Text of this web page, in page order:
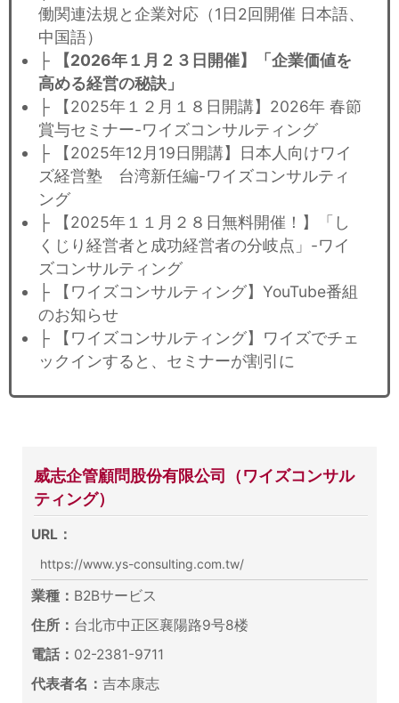
働関連法規と企業対応（1日2回開催 日本語、
中国語）
├
【2026年１月２３日開催】「企業価値を
高める経営の秘訣」
├ 【2025年１２月１８日開講】2026年 春節
賞与セミナー​-ワイズコンサルティング
├ 【2025年12月19日開講】日本人向けワイ
ズ経営塾 台湾新任編-ワイズコンサルティ
ング
├ 【2025年１１月２８日無料開催！】「し
くじり経営者と成功経営者の分岐点」-ワイ
ズコンサルティング
├ 【ワイズコンサルティング】YouTube番組
のお知らせ
├ 【ワイズコンサルティング】ワイズでチェ
ックインすると、セミナーが割引に
威志企管顧問股份有限公司（ワイズコンサル
ティング）
URL：
https://www.ys-consulting.com.tw/
業種： B2Bサービス
住所： 台北市中正区襄陽路9号8楼
電話： 02-2381-9711
代表者名： 吉本康志